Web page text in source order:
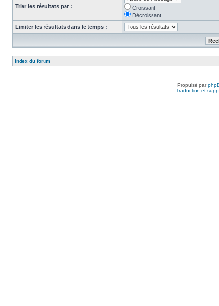
Trier les résultats par :
Croissant
Décroissant
Limiter les résultats dans le temps :
Index du forum
Propulsé par
Traduction et